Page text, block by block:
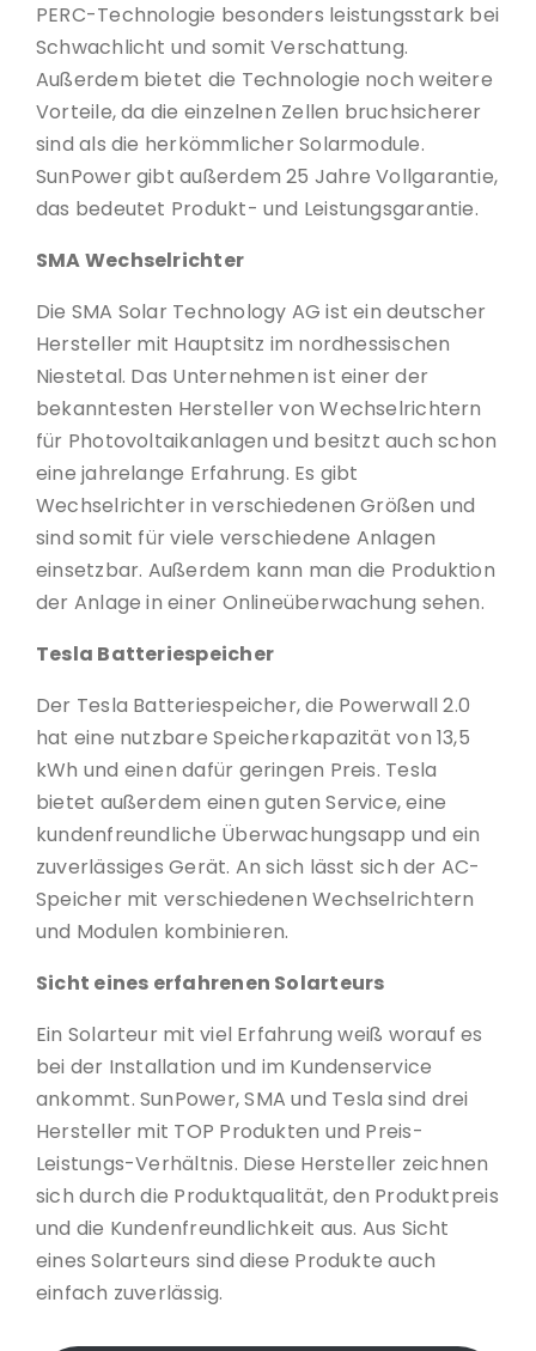
PERC-Technologie besonders leistungsstark bei
Schwachlicht und somit Verschattung.
Außerdem bietet die Technologie noch weitere
Vorteile, da die einzelnen Zellen bruchsicherer
sind als die herkömmlicher Solarmodule.
SunPower gibt außerdem 25 Jahre Vollgarantie,
das bedeutet Produkt- und Leistungsgarantie.
SMA Wechselrichter
Die SMA Solar Technology AG ist ein deutscher
Hersteller mit Hauptsitz im nordhessischen
Niestetal. Das Unternehmen ist einer der
bekanntesten Hersteller von Wechselrichtern
für Photovoltaikanlagen und besitzt auch schon
eine jahrelange Erfahrung. Es gibt
Wechselrichter in verschiedenen Größen und
sind somit für viele verschiedene Anlagen
einsetzbar. Außerdem kann man die Produktion
der Anlage in einer Onlineüberwachung sehen.
Tesla Batteriespeicher
Der Tesla Batteriespeicher, die Powerwall 2.0
hat eine nutzbare Speicherkapazität von 13,5
kWh und einen dafür geringen Preis. Tesla
bietet außerdem einen guten Service, eine
kundenfreundliche Überwachungsapp und ein
zuverlässiges Gerät. An sich lässt sich der AC-
Speicher mit verschiedenen Wechselrichtern
und Modulen kombinieren.
Sicht eines erfahrenen Solarteurs
Ein Solarteur mit viel Erfahrung weiß worauf es
bei der Installation und im Kundenservice
ankommt. SunPower, SMA und Tesla sind drei
Hersteller mit TOP Produkten und Preis-
Leistungs-Verhältnis. Diese Hersteller zeichnen
sich durch die Produktqualität, den Produktpreis
und die Kundenfreundlichkeit aus. Aus Sicht
eines Solarteurs sind diese Produkte auch
einfach zuverlässig.